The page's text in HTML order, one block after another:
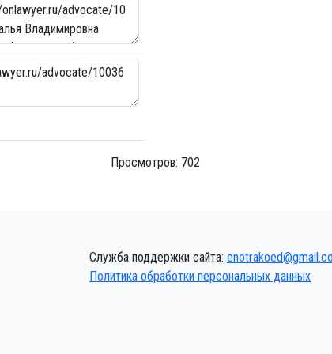
Просмотров: 702
Служба поддержки сайта:
Политика обработки персональных данных